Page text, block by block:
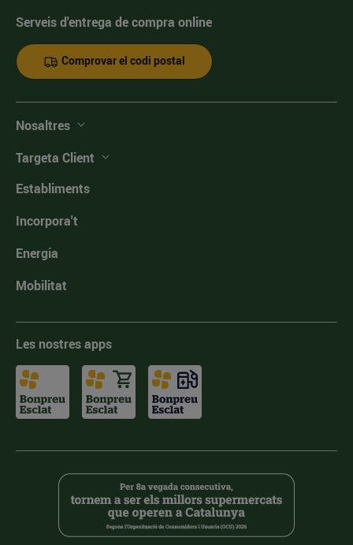
Serveis d'entrega de compra online
Comprovar el codi postal
Nosaltres
Targeta Client
Establiments
Incorpora't
Energia
Mobilitat
Les nostres apps